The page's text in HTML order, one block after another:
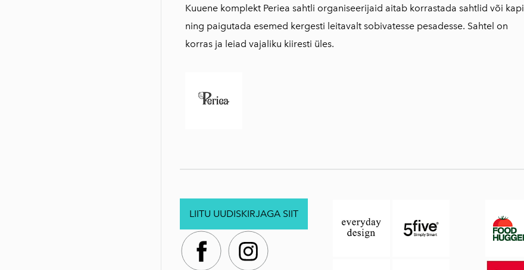
Kuuene komplekt Periea sahtli organiseerijaid aitab korrastada sahtlid või kapi
ning paigutada esemed kergesti leitavalt sobivatesse pesadesse. Sahtel on
korras ja leiad vajaliku kiiresti üles.
LIITU UUDISKIRJAGA SIIT